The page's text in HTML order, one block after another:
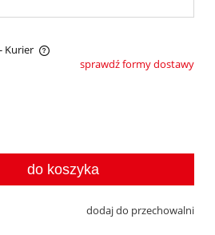
- Kurier
kosztów płatności
sprawdź formy dostawy
do koszyka
dodaj do przechowalni